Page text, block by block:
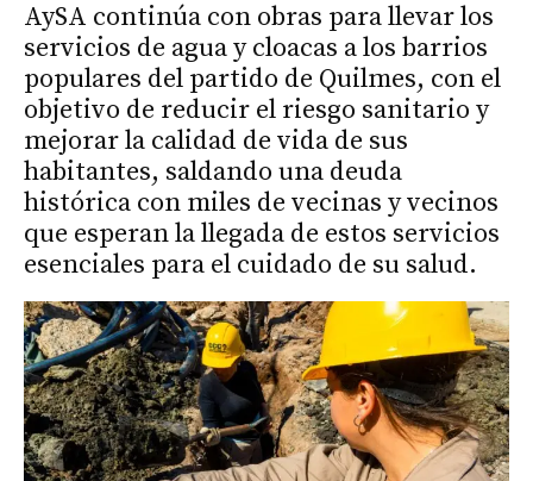
AySA continúa con obras para llevar los
servicios de agua y cloacas a los barrios
populares del partido de Quilmes, con el
objetivo de reducir el riesgo sanitario y
mejorar la calidad de vida de sus
habitantes, saldando una deuda
histórica con miles de vecinas y vecinos
que esperan la llegada de estos servicios
esenciales para el cuidado de su salud.